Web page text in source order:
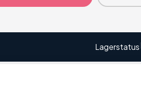
Lagerstatus